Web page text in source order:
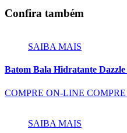
Confira também
SAIBA MAIS
Batom Bala Hidratante Dazzle
COMPRE ON-LINE
SAIBA MAIS